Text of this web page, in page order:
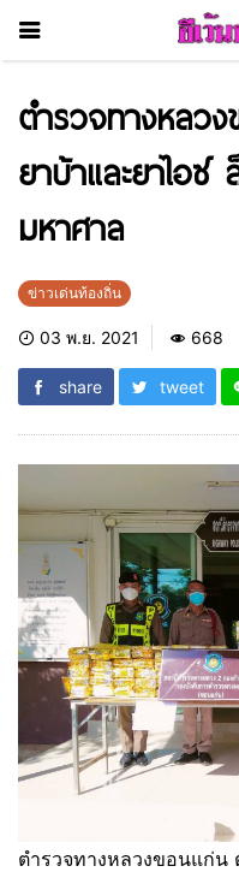
ตำรวจทางหลว
ยาบ้าและยาไอ
มหาศาล
ข่าวเด่นท้องถิ่น
03 พ.ย. 2021 668
share tweet
ตำรวจทางหลวงขอนแก่น